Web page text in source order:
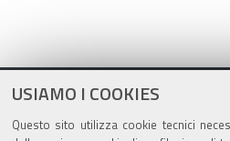
USIAMO I COOKIES
Questo sito utilizza cookie tecnici